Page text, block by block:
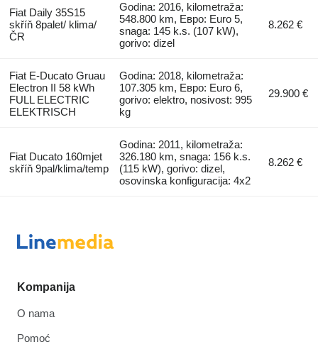
Fiat Daily 35S15
skříň 8palet/ klima/
ČR
Godina: 2016, kilometraža:
548.800 km, Евро: Euro 5,
snaga: 145 k.s. (107 kW),
gorivo: dizel
8.262 €
Fiat E-Ducato Gruau
Electron II 58 kWh
FULL ELECTRIC
ELEKTRISCH
Godina: 2018, kilometraža:
107.305 km, Евро: Euro 6,
gorivo: elektro, nosivost: 995
kg
29.900 €
Fiat Ducato 160mjet
skříň 9pal/klima/temp
Godina: 2011, kilometraža:
326.180 km, snaga: 156 k.s.
(115 kW), gorivo: dizel,
osovinska konfiguracija: 4x2
8.262 €
Kompanija
O nama
Pomoć